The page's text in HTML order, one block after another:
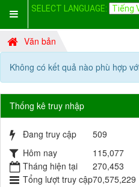
SELECT LANGUAGE:
Văn bản
Không có kết quả nào phù hợp
Thống kê truy nhập
Đang truy cập
509
Hôm nay
115,077
Tháng hiện tại
270,453
Tổng lượt truy cập70,575,229